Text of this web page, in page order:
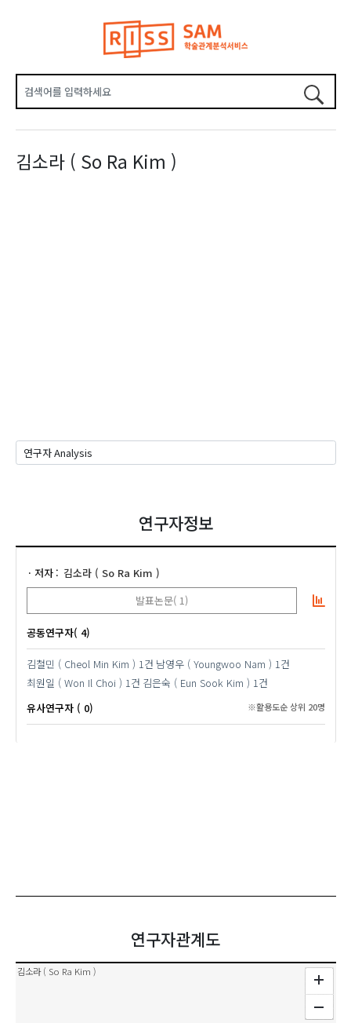
김소라 ( So Ra Kim )
연구자정보
저자
김소라 ( So Ra Kim )
발표논문( 1)
공동연구자( 4)
김철민 ( Cheol Min Kim ) 1건 남영우 ( Youngwoo Nam ) 1건
최원일 ( Won Il Choi ) 1건 김은숙 ( Eun Sook Kim ) 1건
유사연구자 ( 0)
※활용도순 상위 20명
연구자관계도
김소라 ( So Ra Kim )